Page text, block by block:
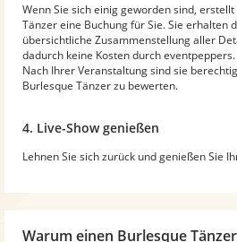
Wenn Sie sich einig geworden sind,
Tänzer eine Buchung für Sie. Sie erhalten
übersichtliche Zusammenstellung aller
dadurch keine Kosten durch eventpeppers.
Nach Ihrer Veranstaltung sind sie
Burlesque Tänzer zu bewerten.
4. Live-Show genießen
Lehnen Sie sich zurück und genießen Sie
Warum einen Burlesque Tänzer